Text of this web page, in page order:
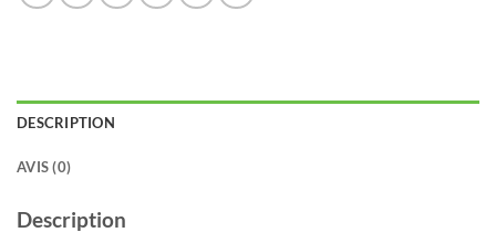
DESCRIPTION
AVIS (0)
Description